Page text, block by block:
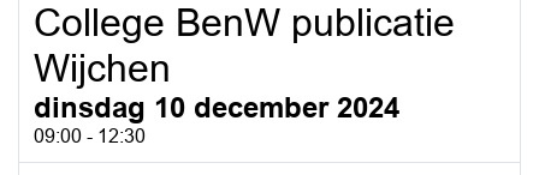
College BenW publicatie
Wijchen
dinsdag 10 december 2024
09:00 - 12:30